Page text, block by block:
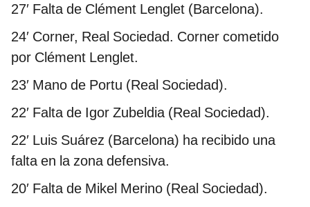
27′ Falta de Clément Lenglet (Barcelona).
24′ Corner, Real Sociedad. Corner cometido
por Clément Lenglet.
23′ Mano de Portu (Real Sociedad).
22′ Falta de Igor Zubeldia (Real Sociedad).
22′ Luis Suárez (Barcelona) ha recibido una
falta en la zona defensiva.
20′ Falta de Mikel Merino (Real Sociedad).